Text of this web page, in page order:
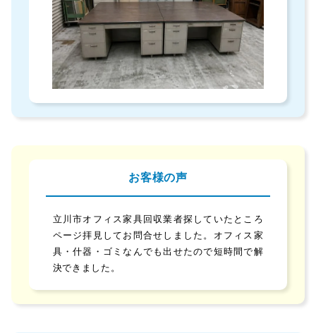
お客様の声
立川市オフィス家具回収業者探していたところ
ページ拝見してお問合せしました。オフィス家
具・什器・ゴミなんでも出せたので短時間で解
決できました。